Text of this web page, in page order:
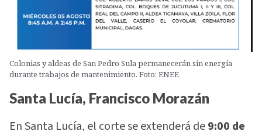
Colonias y aldeas de San Pedro Sula permanecerán sin energía
durante trabajos de mantenimiento. Foto: ENEE
Santa Lucía, Francisco Morazán
En Santa Lucía, el corte se extenderá de9:00 de